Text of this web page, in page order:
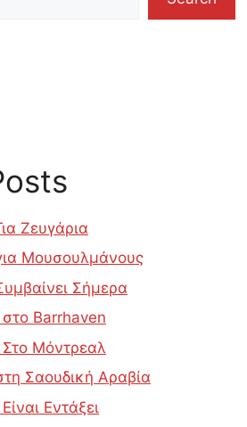
Ζευγάρια
Μουσουλμάνους
Σήμερα
Barrhaven
Μόντρεαλ
Σαουδική Αραβία
Εντάξει